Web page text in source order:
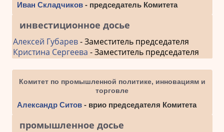
Иван Складчиков- председатель Комитета
инвестиционное досье
Алексей Губарев- Заместитель председателя
Кристина Сергеева - Заместитель председателя
Комитет по промышленной политике, инновациям и
торговле
Александр Ситов- врио председателя Комитета
промышленное досье